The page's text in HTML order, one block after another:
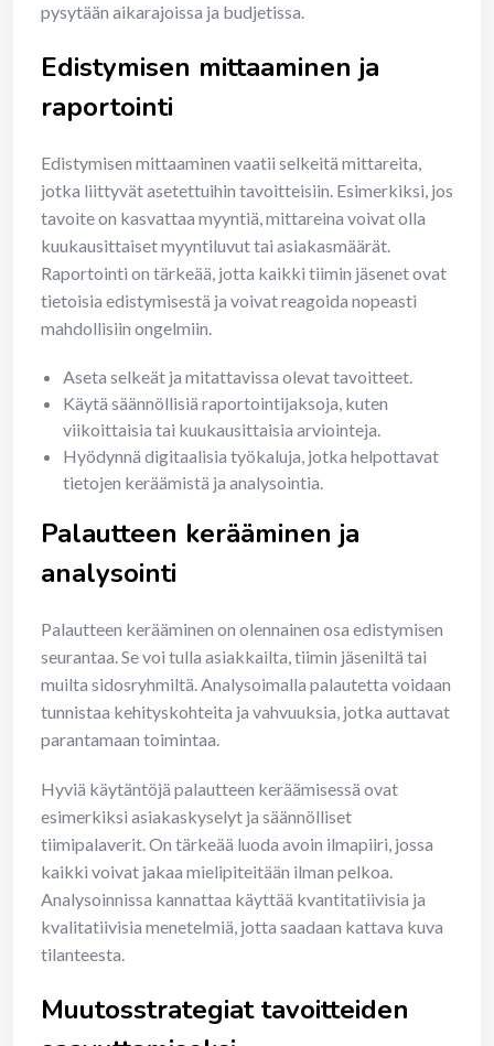
pysytään aikarajoissa ja budjetissa.
Edistymisen mittaaminen ja
raportointi
Edistymisen mittaaminen vaatii selkeitä mittareita,
jotka liittyvät asetettuihin tavoitteisiin. Esimerkiksi, jos
tavoite on kasvattaa myyntiä, mittareina voivat olla
kuukausittaiset myyntiluvut tai asiakasmäärät.
Raportointi on tärkeää, jotta kaikki tiimin jäsenet ovat
tietoisia edistymisestä ja voivat reagoida nopeasti
mahdollisiin ongelmiin.
Aseta selkeät ja mitattavissa olevat tavoitteet.
Käytä säännöllisiä raportointijaksoja, kuten
viikoittaisia tai kuukausittaisia arviointeja.
Hyödynnä digitaalisia työkaluja, jotka helpottavat
tietojen keräämistä ja analysointia.
Palautteen kerääminen ja
analysointi
Palautteen kerääminen on olennainen osa edistymisen
seurantaa. Se voi tulla asiakkailta, tiimin jäseniltä tai
muilta sidosryhmiltä. Analysoimalla palautetta voidaan
tunnistaa kehityskohteita ja vahvuuksia, jotka auttavat
parantamaan toimintaa.
Hyviä käytäntöjä palautteen keräämisessä ovat
esimerkiksi asiakaskyselyt ja säännölliset
tiimipalaverit. On tärkeää luoda avoin ilmapiiri, jossa
kaikki voivat jakaa mielipiteitään ilman pelkoa.
Analysoinnissa kannattaa käyttää kvantitatiivisia ja
kvalitatiivisia menetelmiä, jotta saadaan kattava kuva
tilanteesta.
Muutosstrategiat tavoitteiden